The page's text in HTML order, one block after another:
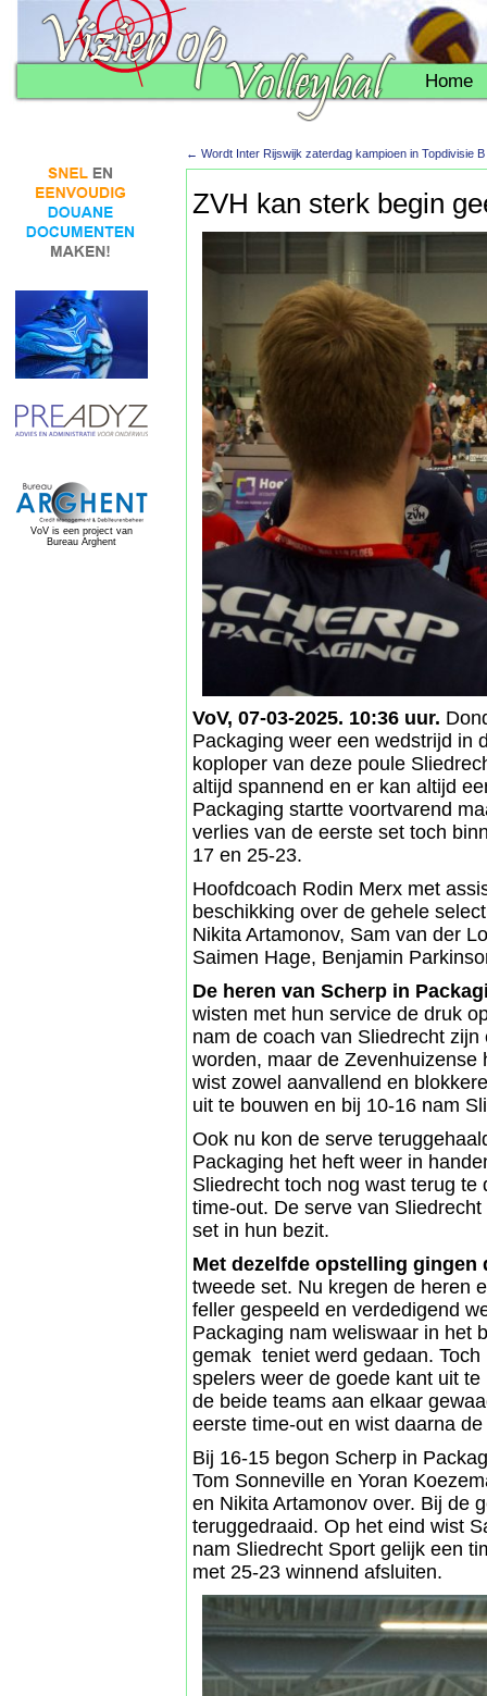
Home
VoV is een project van
Bureau Arghent
← Wordt Inter Rijswijk zaterdag kampioen in Topdivisie
ZVH kan sterk begin
VoV, 07-03-2025. 10:36 uur.
Packaging weer een wedstrijd in
koploper van deze poule
altijd spannend en er kan altijd
Packaging startte voortvarend
verlies van de eerste set toch
17 en 25-23.
Hoofdcoach Rodin Merx met
beschikking over de gehele
Nikita Artamonov, Sam van der
Saimen Hage, Benjamin
De heren van Scherp in
wisten met hun service de druk
nam de coach van Sliedrecht
worden, maar de
wist zowel aanvallend en
uit te bouwen en bij 10-16 nam
Ook nu kon de serve
Packaging het heft weer in
Sliedrecht toch nog wast terug
time-out. De serve van
set in hun bezit.
Met dezelfde opstelling gingen
tweede set. Nu kregen de heren
feller gespeeld en verdedigend
Packaging nam weliswaar in het
gemak teniet werd gedaan.
spelers weer de goede kant uit
de beide teams aan elkaar
eerste time-out en wist daarna
Bij 16-15 begon Scherp in
Tom Sonneville en Yoran
en Nikita Artamonov over. Bij de
teruggedraaid. Op het eind wist
nam Sliedrecht Sport gelijk een
met 25-23 winnend afsluiten.